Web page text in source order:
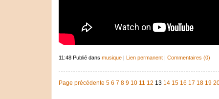
11:48 Publié dans musique| Lien permanent| Commentaires (0)
Page précédente 5 6 7 8 9 10 11 12 13 14 15 16 17 18 19